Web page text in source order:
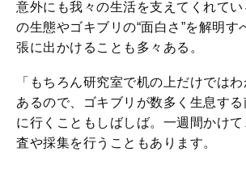
意外にも我々の生活を支えてくれて
の生態やゴキブリの“面白さ”を解明す
張に出かけることも多々ある。
「もちろん研究室で机の上だけでは
あるので、ゴキブリが数多く生息す
に行くこともしばしば。一週間かけ
査や採集を行うこともあります。